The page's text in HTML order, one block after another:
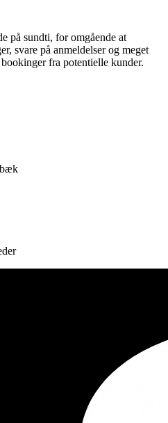
på sundti, for omgående at
svare på anmeldelser og meget
fra potentielle kunder.